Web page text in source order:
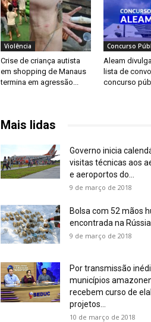
Violência
Crise de criança autista
em shopping de Manaus
termina em agressão...
Concurso
Aleam
lista de
concurso
Mais lidas
Governo inicia
visitas técnicas aos
e aeroportos do...
9 de março de 2018
Bolsa com 52 mãos
encontrada na Rússia
9 de março de 2018
Por transmissão
municípios
recebem curso de
projetos...
10 de março de 2018